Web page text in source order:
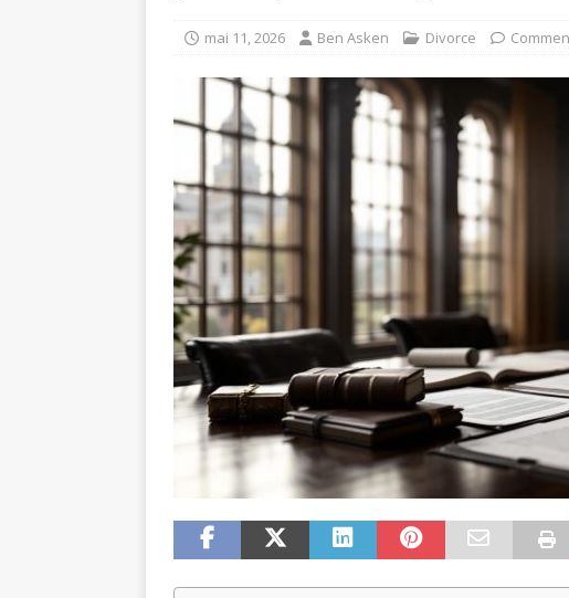
mai 11, 2026 Ben Asken Divorce